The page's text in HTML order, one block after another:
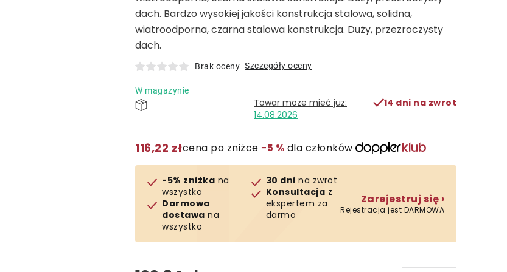
dach. Bardzo wysokiej jakości konstrukcja stalowa, solidna,
wiatroodporna, czarna stalowa konstrukcja. Duży, przezroczysty
dach.
Brak oceny Szczegóły oceny
W magazynie
14.08.2026
14 dni na zwrot
116,22 złcena po zniżce −5 % dla członków
-5% zniżka na
wszystko
Darmowa
dostawa na
wszystko
30 dni na zwrot
Konsultacja z
ekspertem za
darmo
Zarejestruj się ›
Rejestracja jest DARMOWA